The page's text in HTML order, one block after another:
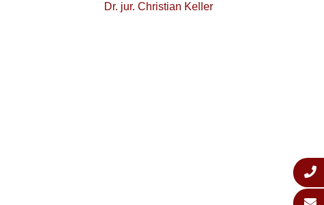
Dr. jur. Christian Keller